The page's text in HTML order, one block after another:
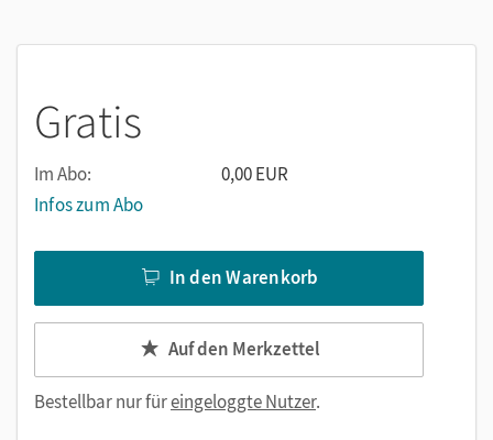
Gratis
Im Abo:
0,00 EUR
Infos zum Abo
In den Warenkorb
Auf den Merkzettel
Bestellbar nur füreingeloggte Nutzer.